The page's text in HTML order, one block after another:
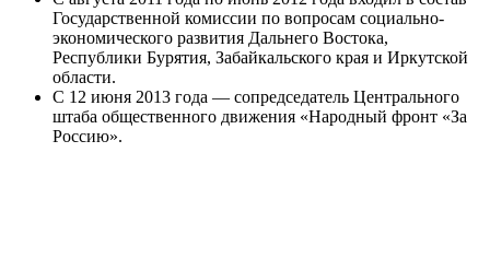
Государственной комиссии по вопросам социально-
экономического развития Дальнего Востока,
Республики Бурятия, Забайкальского края и Иркутской
области.
С 12 июня 2013 года — сопредседатель Центрального
штаба общественного движения «Народный фронт «За
Россию».